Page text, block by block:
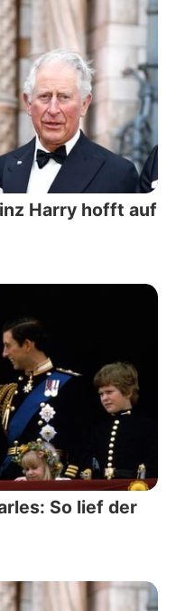
Harry hofft auf
So lief der